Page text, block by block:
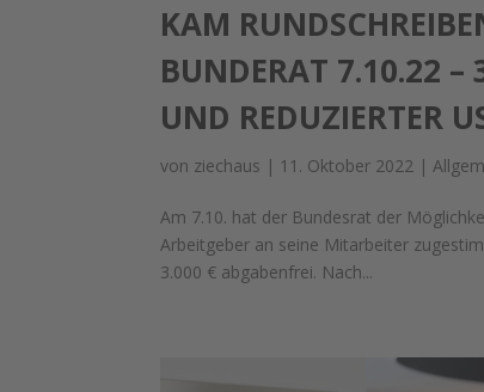
KAM
BUNDERAT 7.10.22 –
UND REDUZIERTER
von ziechaus | 11. Oktober 2022 |
Am 7.10. hat der Bundesrat der
Arbeitgeber an seine Mitarbeiter
3.000 € abgabenfrei. Nach...